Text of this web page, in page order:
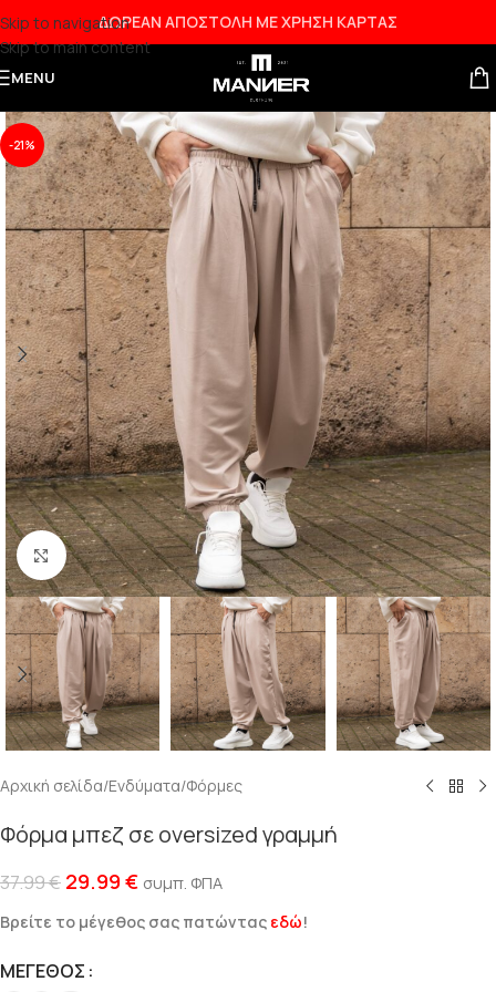
Skip to navigation
Skip to main content
ΔΩΡΕΑΝ ΑΠΟΣΤΟΛΗ ΜΕ ΧΡΗΣΗ ΚΑΡΤΑΣ
MENU
-21%
Click to enlarge
Αρχική σελίδα/Ενδύματα/Φόρμες
Φόρμα μπεζ σε oversized γραμμή
37.99€ 29.99 € συμπ. ΦΠΑ
Βρείτε το μέγεθος σας πατώντας εδώ!
ΜΈΓΕΘΟΣ